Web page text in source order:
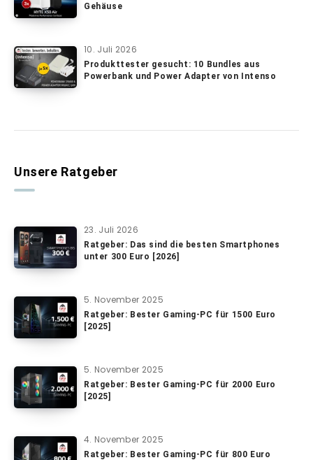
Gehäuse
10. Juli 2026
Produkttester gesucht: 10 Bundles aus
Powerbank und Power Adapter von Intenso
Unsere Ratgeber
23. Juli 2026
Ratgeber: Das sind die besten Smartphones
unter 300 Euro [2026]
5. November 2025
Ratgeber: Bester Gaming-PC für 1500 Euro
[2025]
5. November 2025
Ratgeber: Bester Gaming-PC für 2000 Euro
[2025]
4. November 2025
Ratgeber: Bester Gaming-PC für 800 Euro